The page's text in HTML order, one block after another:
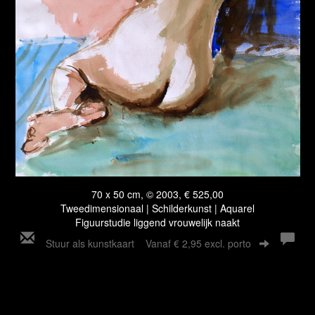
70 x 50 cm, © 2003, € 525,00
Tweedimensionaal | Schilderkunst | Aquarel
Figuurstudie liggend vrouwelijk naakt
Stuur als kunstkaart Vanaf € 2,95 excl. porto